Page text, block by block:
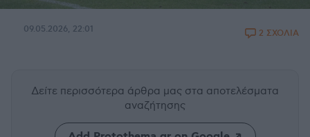
09.05.2026, 22:01 2 ΣΧΟΛΙΑ
Δείτε περισσότερα άρθρα μας στα αποτελέσματα
αναζήτησης